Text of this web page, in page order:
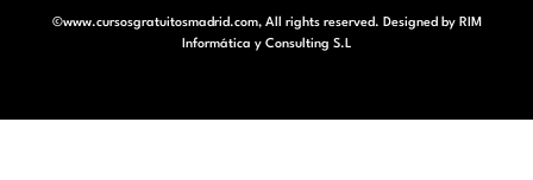
©www.cursosgratuitosmadrid.com, All rights reserved. Designed by RIM
Informática y Consulting S.L